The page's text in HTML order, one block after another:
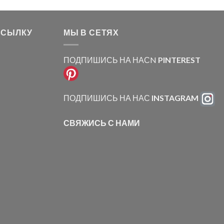
МЫ В СЕТЯХ
ПОДПИШИСЬ НА НАСN PINTEREST
ПОДПИШИСЬ НА НАС INSTAGRAM
СВЯЖИСЬ С НАМИ